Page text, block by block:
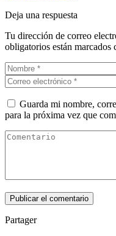
Deja una respuesta
Tu dirección de correo
obligatorios están marcados
Guarda mi nombre,
para la próxima vez que
Partager